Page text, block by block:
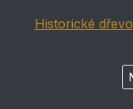
Historické dřevo